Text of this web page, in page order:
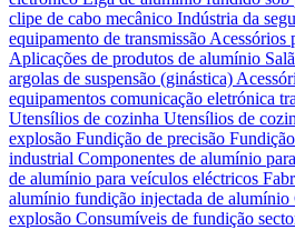
clipe de cabo mecânico Indústria da
equipamento de transmissão Acessórios
Aplicações de produtos de alumínio
argolas de suspensão (ginástica)
equipamentos comunicação eletrónica
Utensílios de cozinha Utensílios de
explosão Fundição de precisão
industrial Componentes de alumínio
de alumínio para veículos eléctricos
alumínio fundição injectada de alumínio
explosão Consumíveis de fundição